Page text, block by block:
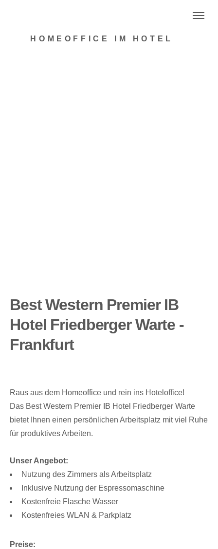
HOMEOFFICE IM HOTEL
Best Western Premier IB
Hotel Friedberger Warte -
Frankfurt
Raus aus dem Homeoffice und rein ins Hoteloffice!
Das Best Western Premier IB Hotel Friedberger Warte
bietet Ihnen einen persönlichen Arbeitsplatz mit viel Ruhe
für produktives Arbeiten.
Unser Angebot:
Nutzung des Zimmers als Arbeitsplatz
Inklusive Nutzung der Espressomaschine
Kostenfreie Flasche Wasser
Kostenfreies WLAN & Parkplatz
Preise: